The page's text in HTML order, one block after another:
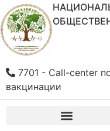
7701 - Call-center
вакцинации